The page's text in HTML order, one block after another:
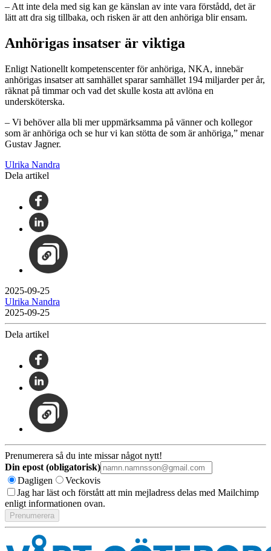
– Att inte dela med sig kan ge känslan av inte vara förstådd, det är
lätt att dra sig tillbaka, och risken är att den anhöriga blir ensam.
Anhörigas insatser är viktiga
Enligt Nationellt kompetenscenter för anhöriga, NKA, innebär
anhörigas insatser att samhället sparar samhället 194 miljarder per år,
räknat på timmar och vad det skulle kosta att avlöna en
undersköterska.
– Vi behöver alla bli mer uppmärksamma på vänner och kollegor
som är anhöriga och se hur vi kan stötta de som är anhöriga,” menar
Gustav Jagner.
Ulrika Nandra
Dela artikel
2025-09-25
Ulrika Nandra
2025-09-25
Dela artikel
Prenumerera så du inte missar något nytt!
Din epost (obligatorisk)
Dagligen
Veckovis
Jag har läst och förstått att min mejladress delas med Mailchimp
enligt informationen ovan.